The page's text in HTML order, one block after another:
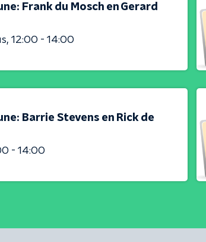
Frank du Mosch en Gerard
12:00 - 14:00
Barrie Stevens en Rick de
- 14:00